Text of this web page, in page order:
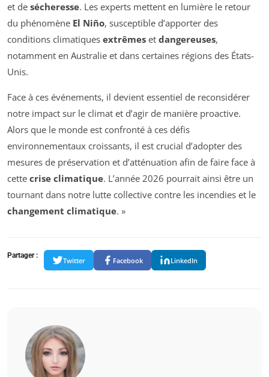
et de sécheresse. Les experts mettent en lumière le retour
du phénomène El Niño, susceptible d’apporter des
conditions climatiques extrêmes et dangereuses,
notamment en Australie et dans certaines régions des États-
Unis.
Face à ces événements, il devient essentiel de reconsidérer
notre impact sur le climat et d’agir de manière proactive.
Alors que le monde est confronté à ces défis
environnementaux croissants, il est crucial d’adopter des
mesures de préservation et d’atténuation afin de faire face à
cette crise climatique. L’année 2026 pourrait ainsi être un
tournant dans notre lutte collective contre les incendies et le
changement climatique. »
Partager :
Twitter Facebook LinkedIn